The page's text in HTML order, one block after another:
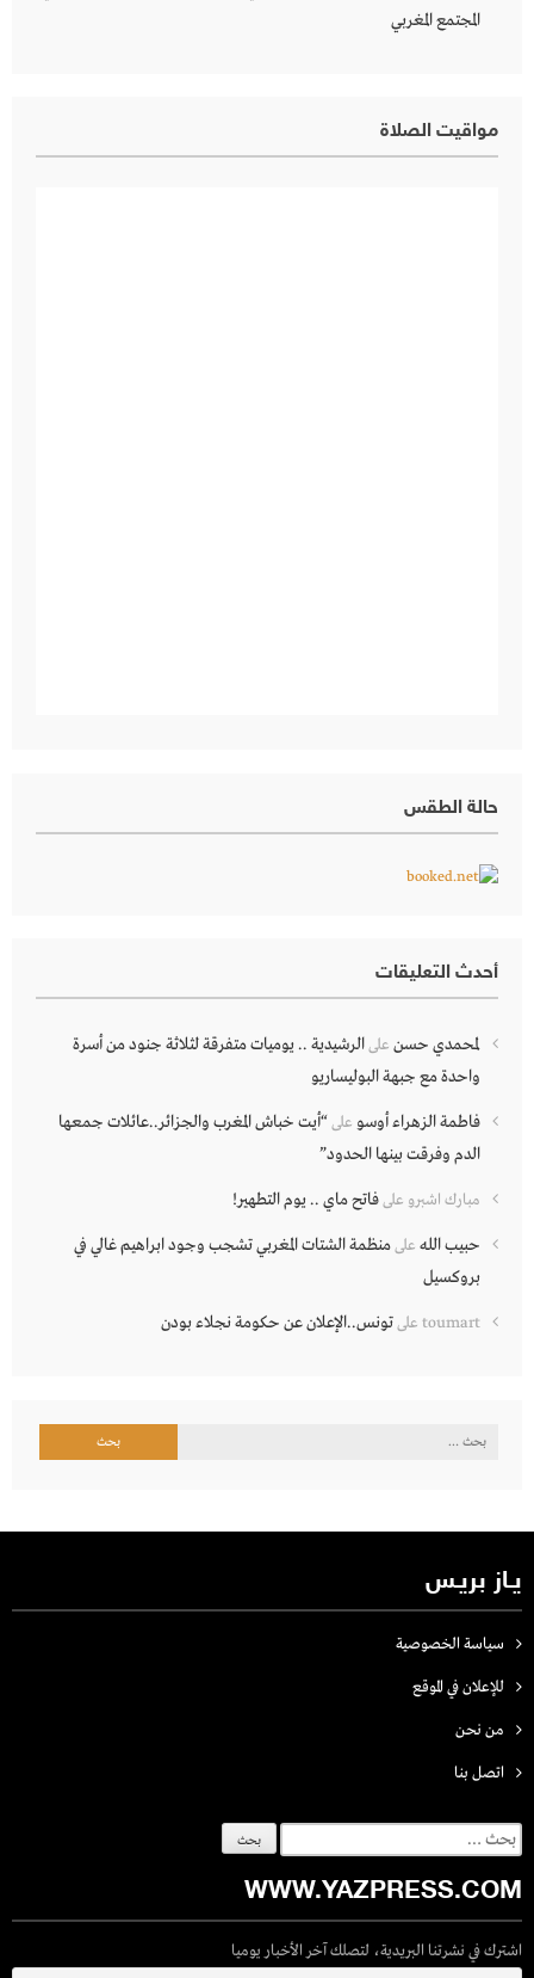
المجتمع المغربي
مواقيت الصلاة
حالة الطقس
أحدث التعليقات
لمحمدي حسن علىالرشيدية .. يوميات متفرقة لثلاثة جنود من أسرة
واحدة مع جبهة البوليساريو
فاطمة الزهراء أوسو على“أيت خباش المغرب والجزائر..عائلات جمعها
الدم وفرقت بينها الحدود”
مبارك اشبرو علىفاتح ماي .. يوم التطهير!
حبيب الله علىمنظمة الشتات المغربي تشجب وجود ابراهيم غالي في
بروكسيل
toumart علىتونس..الإعلان عن حكومة نجلاء بودن
البحث
يـاز بريـس
سياسة الخصوصية
للإعلان في الموقع
من نحن
اتصل بنـا
البحث
عن:
WWW.YAZPRESS.COM
اشترك في نشرتنا البريدية، لتصلك آخر الأخبار يوميا